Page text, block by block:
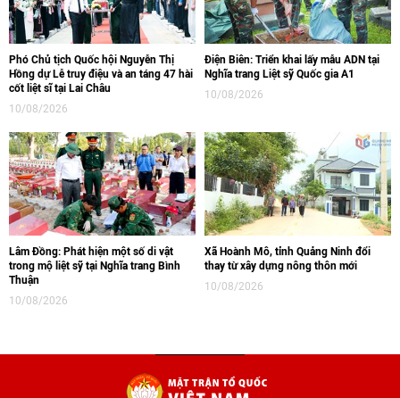
Phó Chủ tịch Quốc hội Nguyễn Thị
Hồng dự Lễ truy điệu và an táng 47 hài
cốt liệt sĩ tại Lai Châu
10/08/2026
Điện Biên: Triển khai lấy mẫu ADN tại
Nghĩa trang Liệt sỹ Quốc gia A1
10/08/2026
Lâm Đồng: Phát hiện một số di vật
trong mộ liệt sỹ tại Nghĩa trang Bình
Thuận
10/08/2026
Xã Hoành Mô, tỉnh Quảng Ninh đổi
thay từ xây dựng nông thôn mới
10/08/2026